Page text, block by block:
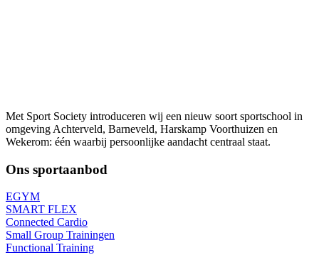
Met Sport Society introduceren wij een nieuw soort sportschool in
omgeving Achterveld, Barneveld, Harskamp Voorthuizen en
Wekerom: één waarbij persoonlijke aandacht centraal staat.
Ons sportaanbod
EGYM
SMART FLEX
Connected Cardio
Small Group Trainingen
Functional Training